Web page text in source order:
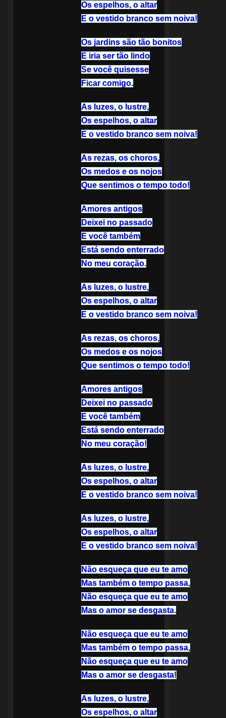
Os espelhos, o altar
E o vestido branco sem noiva!
Os jardins são tão bonitos
E iria ser tão lindo
Se você quisesse
Ficar comigo.
As luzes, o lustre,
Os espelhos, o altar
E o vestido branco sem noiva!
As rezas, os choros,
Os medos e os nojos
Que sentimos o tempo todo!
Amores antigos
Deixei no passado
E você também
Está sendo enterrado
No meu coração.
As luzes, o lustre,
Os espelhos, o altar
E o vestido branco sem noiva!
As rezas, os choros,
Os medos e os nojos
Que sentimos o tempo todo!
Amores antigos
Deixei no passado
E você também
Está sendo enterrado
No meu coração!
As luzes, o lustre,
Os espelhos, o altar
E o vestido branco sem noiva!
As luzes, o lustre,
Os espelhos, o altar
E o vestido branco sem noiva!
Não esqueça que eu te amo
Mas também o tempo passa,
Não esqueça que eu te amo
Mas o amor se desgasta.
Não esqueça que eu te amo
Mas também o tempo passa,
Não esqueça que eu te amo
Mas o amor se desgasta!
As luzes, o lustre,
Os espelhos, o altar